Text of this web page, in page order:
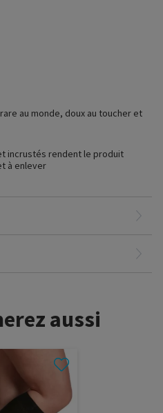
au monde, doux au toucher et
incrustés rendent le produit
à enlever
à la maladie veineuse
aussi